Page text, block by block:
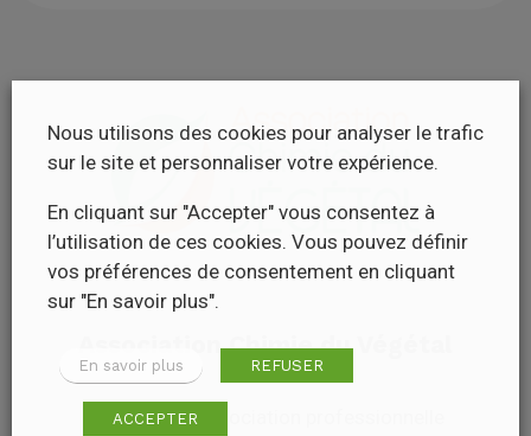
Association Chimie du Végétal
L’ACDV est l’association professionnelle
Nous utilisons des cookies pour analyser le trafic
sur le site et personnaliser votre expérience.
En cliquant sur "Accepter" vous consentez à
l’utilisation de ces cookies. Vous pouvez définir
vos préférences de consentement en cliquant
sur "En savoir plus".
En savoir plus REFUSER
ACCEPTER